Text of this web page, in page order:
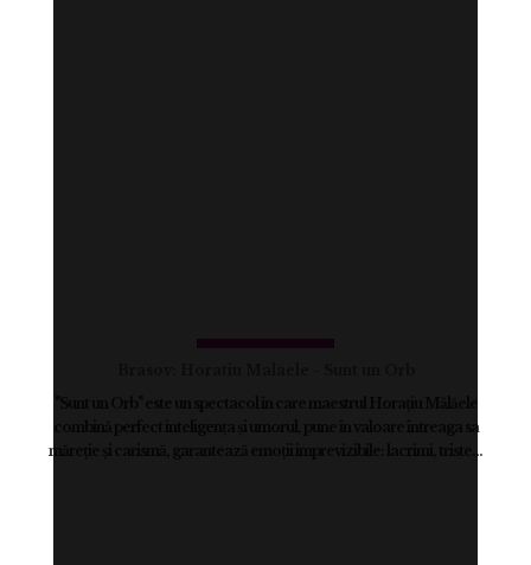
combină perfect inteligența și umorul, pune în valoare întreaga sa
măreție și carismă, garantează emoții imprevizibile: lacrimi, triste...